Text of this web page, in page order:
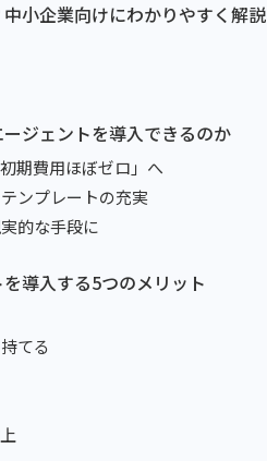
小企業向けにわかりやすく解説
ジェントを導入できるのか
期費用ほぼゼロ」へ
ンプレートの充実
的な手段に
導入する5つのメリット
てる